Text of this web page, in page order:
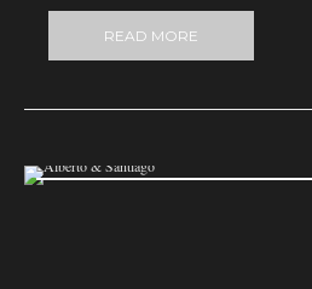
READ MORE